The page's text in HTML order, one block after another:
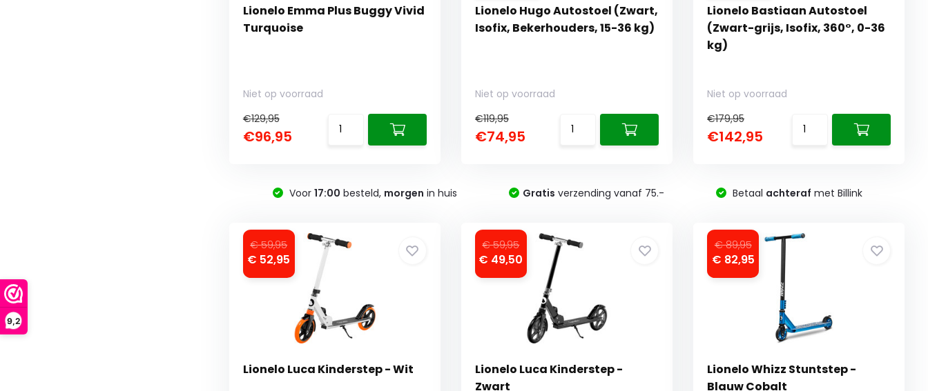
9,2
Lionelo Emma Plus Buggy Vivid
Turquoise
Niet op voorraad
€129,95
€96,95
Lionelo Hugo Autostoel (Zwart,
Isofix, Bekerhouders, 15-36 kg)
Niet op voorraad
€119,95
€74,95
Lionelo Bastiaan Autostoel
(Zwart-grijs, Isofix, 360°, 0-36
kg)
Niet op voorraad
€179,95
€142,95
Voor 17:00 besteld, morgen in huis Gratis verzending vanaf 75.- Betaal achteraf met Billink
€ 59,95
€ 52,95
Lionelo Luca Kinderstep - Wit
€ 59,95
€ 49,50
Lionelo Luca Kinderstep -
Zwart
€ 89,95
€ 82,95
Lionelo Whizz Stuntstep -
Blauw Cobalt